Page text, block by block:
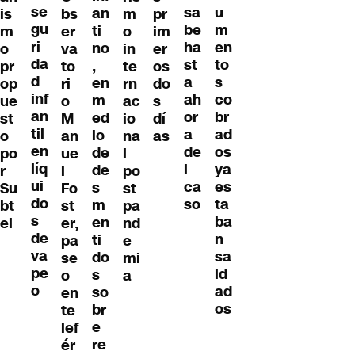
is
m
o
pr
op
ue
st
o
po
r
Su
bt
el
se
gu
ri
da
d
inf
an
til
en
líq
ui
do
s
de
va
pe
o
bs
er
va
to
ri
o
M
an
ue
l
Fo
st
er,
pa
se
o
en
te
lef
ér
an
ti
no
,
en
m
ed
io
de
de
s
m
en
ti
do
s
so
br
e
re
m
o
in
te
rn
ac
io
na
l
po
st
pa
nd
e
mi
a
pr
im
er
os
do
s
dí
as
sa
be
ha
st
a
ah
or
a
de
l
ca
so
u
m
en
to
s
co
br
ad
os
ya
es
ta
ba
n
sa
ld
ad
os